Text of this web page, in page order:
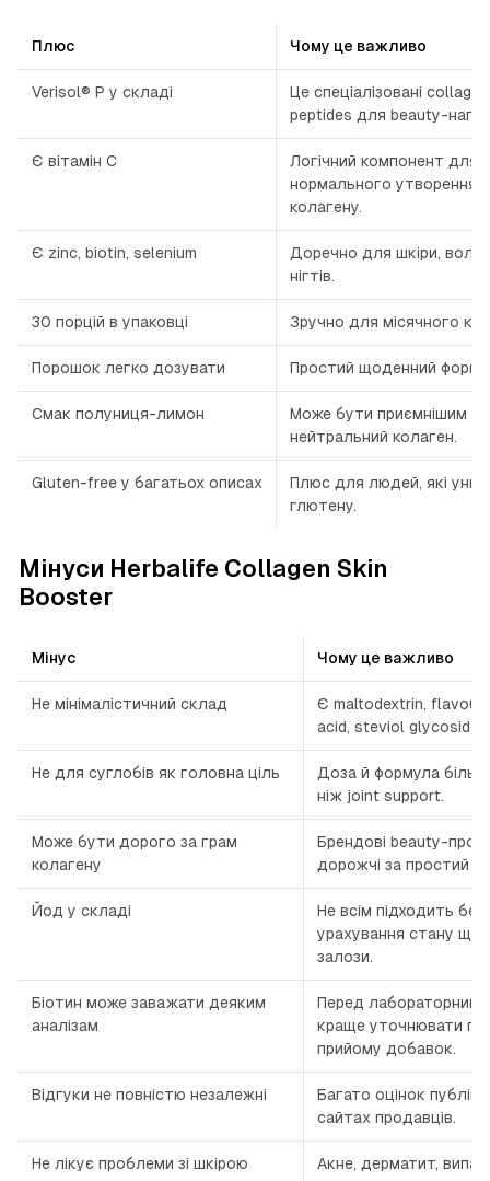
Плюс Чому це важливо
Verisol® P у складі
Це спеціалізовані collagen
peptides для beauty-
Є вітамін C
Логічний компонент для
нормального утворення
колагену.
Є zinc, biotin, selenium
Доречно для шкіри,
нігтів.
30 порцій в упаковці Зручно для місячного
Порошок легко дозувати Простий щоденний
Смак полуниця-лимон
Може бути приємнішим за
нейтральний колаген.
Gluten-free у багатьох описах
Плюс для людей, які
глютену.
Мінуси Herbalife Collagen Skin
Booster
Мінус Чому це важливо
Не мінімалістичний склад
Є maltodextrin,
acid, steviol glycosides.
Не для суглобів як головна ціль
Доза й формула
ніж joint support.
Може бути дорого за грам
колагену
Брендові beauty-
дорожчі за простий
Йод у складі
Не всім підходить без
урахування стану
залози.
Біотин може заважати деяким
аналізам
Перед
краще уточнювати
прийому добавок.
Відгуки не повністю незалежні
Багато оцінок
сайтах продавців.
Не лікує проблеми зі шкірою
Акне, дерматит,